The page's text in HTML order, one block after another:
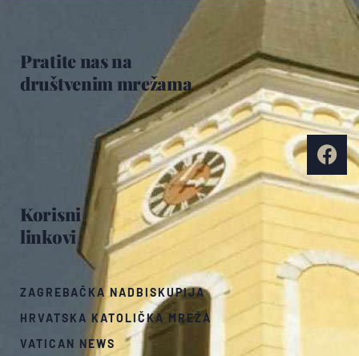
Korisni
linkovi
ZAGREBAČKA NADBISKUPIJA
HRVATSKA KATOLIČKA MREŽA
VATICAN NEWS
Pratite nas na
društvenim mrežama